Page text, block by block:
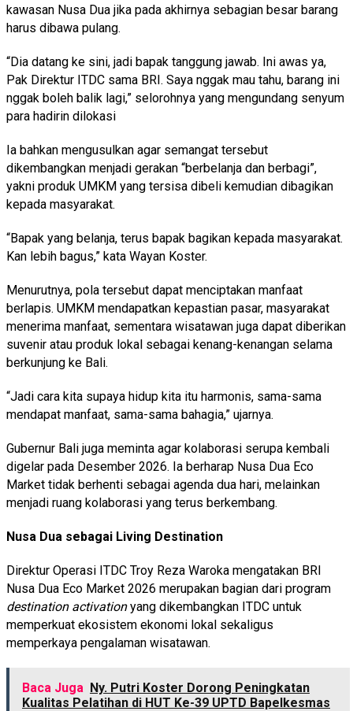
kawasan Nusa Dua jika pada akhirnya sebagian besar barang
harus dibawa pulang.
“Dia datang ke sini, jadi bapak tanggung jawab. Ini awas ya,
Pak Direktur ITDC sama BRI. Saya nggak mau tahu, barang ini
nggak boleh balik lagi,” selorohnya yang mengundang senyum
para hadirin dilokasi
Ia bahkan mengusulkan agar semangat tersebut
dikembangkan menjadi gerakan “berbelanja dan berbagi”,
yakni produk UMKM yang tersisa dibeli kemudian dibagikan
kepada masyarakat.
“Bapak yang belanja, terus bapak bagikan kepada masyarakat.
Kan lebih bagus,” kata Wayan Koster.
Menurutnya, pola tersebut dapat menciptakan manfaat
berlapis. UMKM mendapatkan kepastian pasar, masyarakat
menerima manfaat, sementara wisatawan juga dapat diberikan
suvenir atau produk lokal sebagai kenang-kenangan selama
berkunjung ke Bali.
“Jadi cara kita supaya hidup kita itu harmonis, sama-sama
mendapat manfaat, sama-sama bahagia,” ujarnya.
Gubernur Bali juga meminta agar kolaborasi serupa kembali
digelar pada Desember 2026. Ia berharap Nusa Dua Eco
Market tidak berhenti sebagai agenda dua hari, melainkan
menjadi ruang kolaborasi yang terus berkembang.
Nusa Dua sebagai Living Destination
Direktur Operasi ITDC Troy Reza Waroka mengatakan BRI
Nusa Dua Eco Market 2026 merupakan bagian dari program
destination activationyang dikembangkan ITDC untuk
memperkuat ekosistem ekonomi lokal sekaligus
memperkaya pengalaman wisatawan.
Baca Juga Ny. Putri Koster Dorong Peningkatan
Kualitas Pelatihan di HUT Ke-39 UPTD Bapelkesmas